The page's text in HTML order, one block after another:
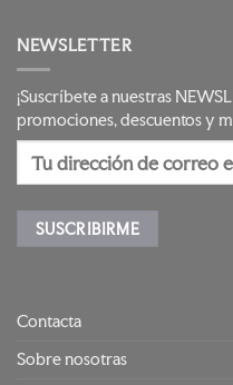
NEWSLETTER
¡Suscríbete a nuestras
promociones, descuentos y
Contacta
Sobre nosotras